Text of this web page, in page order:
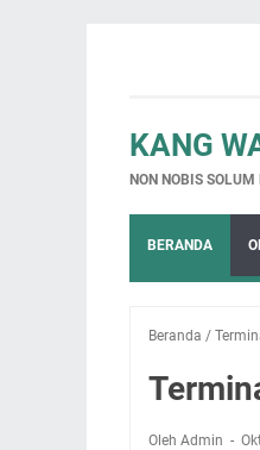
KANG
NON NOBIS
BERANDA
Beranda /
Oleh Admin